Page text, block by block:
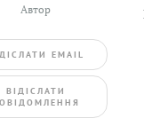
Автор
EMAIL
BIДIСЛАТИ